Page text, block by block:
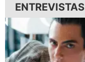
ENTREVISTAS